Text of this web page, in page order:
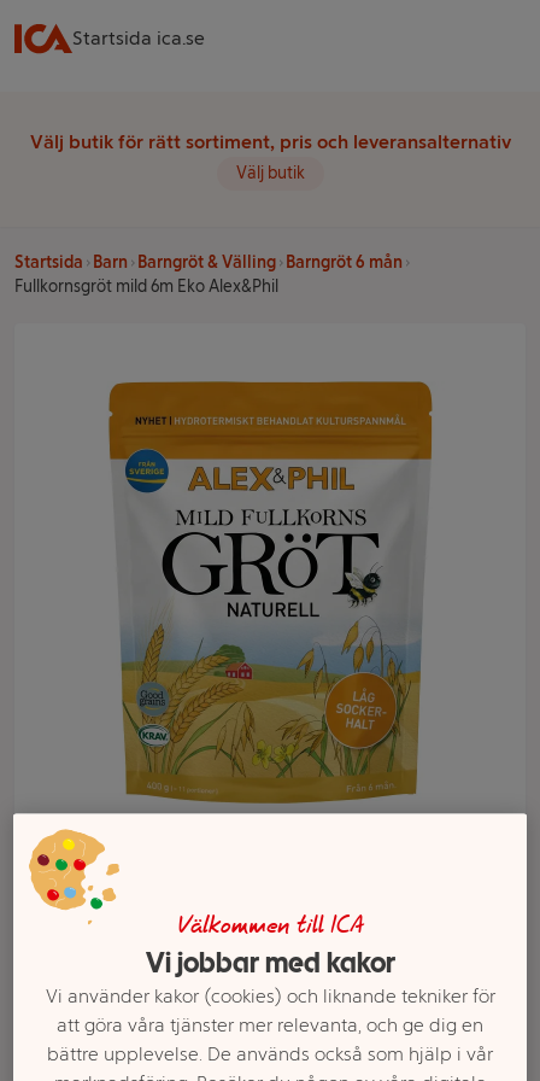
Startsida ica.se
Välj butik för rätt sortiment, pris och leveransalternativ
Välj butik
Startsida Barn Barngröt & Välling
Barngröt 6 mån
Fullkornsgröt mild 6m Eko Alex&Phil
Fullkornsgröt mild
Välkommen till ICA
Vi jobbar med kakor
Vi använder kakor (cookies) och liknande tekniker för
att göra våra tjänster mer relevanta, och ge dig en
bättre upplevelse. De används också som hjälp i vår